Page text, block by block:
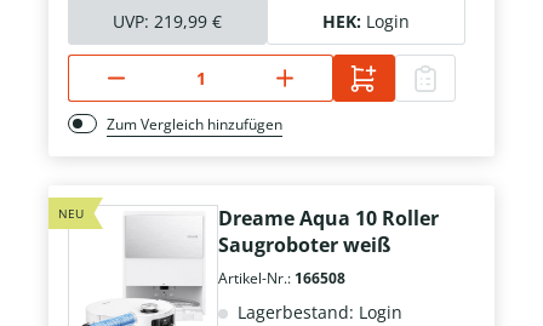
UVP: 219,99 € HEK: Login
Zum Vergleich hinzufügen
NEU
Dreame Aqua 10 Roller
Saugroboter weiß
Artikel-Nr.: 166508
Lagerbestand: Login